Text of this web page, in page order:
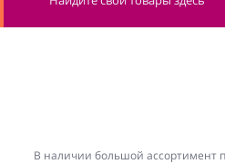
В наличии большой ассортимент